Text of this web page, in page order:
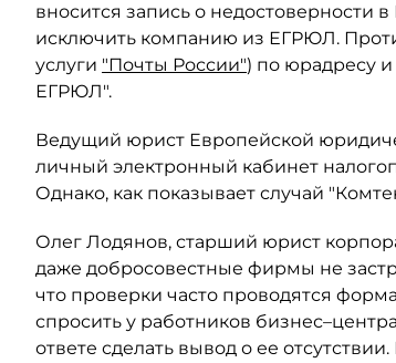
вносится запись о недостоверности
исключить компанию из ЕГРЮЛ.
услуги "Почты России") по юрадресу
ЕГРЮЛ".
Ведущий юрист Европейской
личный электронный кабинет
Однако, как показывает случай
Олег Лодянов, старший юрист
даже добросовестные фирмы не
что проверки часто проводятся
спросить у работников
ответе сделать вывод о ее